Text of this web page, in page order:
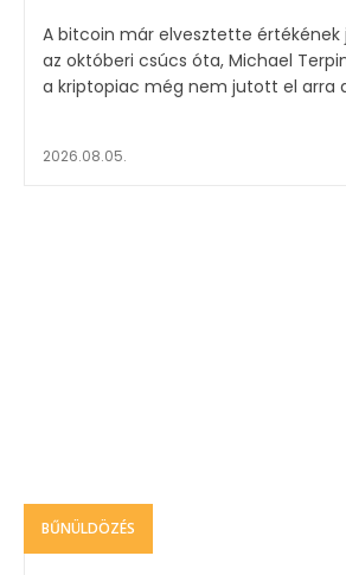
A bitcoin már elvesztette értékének
az októberi csúcs óta, Michael
a kriptopiac még nem jutott el arra
2026.08.05.
BŰNÜLDÖZÉS